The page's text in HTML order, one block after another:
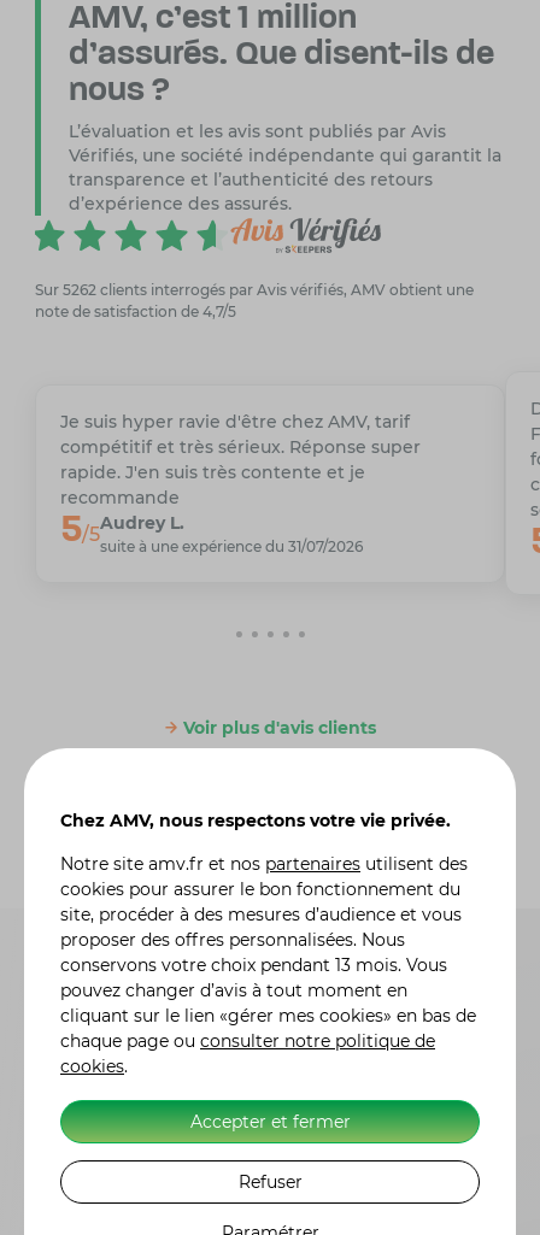
AMV, c’est 1 million
d’assurés. Que disent-ils de
nous ?
L’évaluation et les avis sont publiés par Avis
Vérifiés, une société indépendante qui garantit la
transparence et l’authenticité des retours
d’expérience des assurés.
Sur 5262 clients interrogés par Avis vérifiés, AMV obtient une
note de satisfaction de 4,7/5
Je suis hyper ravie d'être chez AMV, tarif
compétitif et très sérieux. Réponse super
rapide. J'en suis très contente et je
recommande
5/5Audrey L.
suite à une expérience du 31/07/2026
Voir plus d'avis clients
Questions fréquentes
Vous vous posez des
questions ? Nous y
Chez AMV, nous respectons votre vie privée.
Notre site amv.fr et nos partenaires utilisent des
cookies pour assurer le bon fonctionnement du
site, procéder à des mesures d’audience et vous
proposer des offres personnalisées. Nous
conservons votre choix pendant 13 mois. Vous
pouvez changer d’avis à tout moment en
cliquant sur le lien «gérer mes cookies» en bas de
chaque page ou consulter notre politique de
cookies.
Accepter et fermer
Refuser